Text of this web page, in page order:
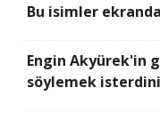
Bu isimler
Engin Akyürek'in
söylemek